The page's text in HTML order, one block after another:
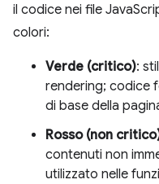
il codice nei file
colori:
Verde (critico):
rendering; codice
di base della
Rosso (non
contenuti non
utilizzato nelle